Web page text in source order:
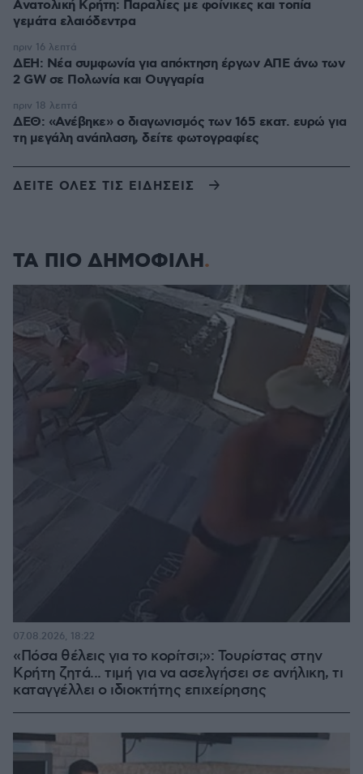
Aνατολική Κρήτη: Παραλίες με φοίνικες και τοπία
γεμάτα ελαιόδεντρα
ΔΕΗ: Νέα συμφωνία για απόκτηση έργων ΑΠΕ άνω των
2 GW σε Πολωνία και Ουγγαρία
πριν 16 λεπτά
ΔΕΘ: «Ανέβηκε» ο διαγωνισμός των 165 εκατ. ευρώ για
τη μεγάλη ανάπλαση, δείτε φωτογραφίες
πριν 18 λεπτά
ΔΕΙΤΕ ΟΛΕΣ ΤΙΣ ΕΙΔΗΣΕΙΣ
ΤΑ ΠΙΟ ΔΗΜΟΦΙΛΗ
«Πόσα θέλεις για το κορίτσι;»: Τουρίστας στην
Κρήτη ζητά... τιμή για να ασελγήσει σε ανήλικη, τι
καταγγέλλει ο ιδιοκτήτης επιχείρησης
07.08.2026, 18:22